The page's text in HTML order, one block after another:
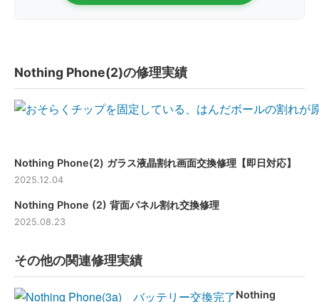
Nothing Phone(2)の修理実績
Nothing Phone(2) ガラス液晶割れ画面交換修理【即日対応】
2025.12.04
Nothing Phone (2) 背面パネル割れ交換修理
2025.08.23
その他の関連修理実績
Nothing